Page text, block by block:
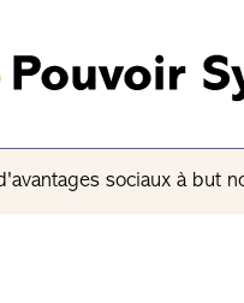
sociaux à but